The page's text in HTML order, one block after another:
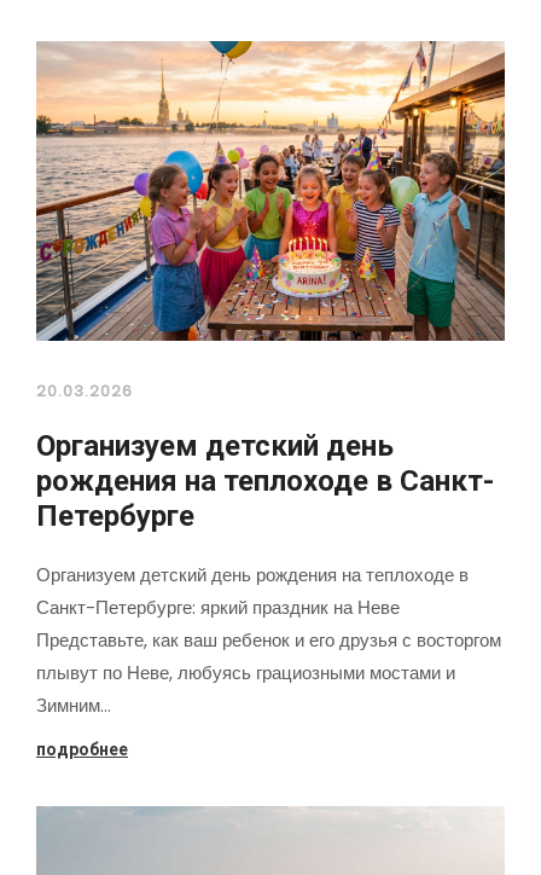
20.03.2026
Организуем детский день
рождения на теплоходе в Санкт-
Петербурге
Организуем детский день рождения на теплоходе в
Санкт-Петербурге: яркий праздник на Неве
Представьте, как ваш ребенок и его друзья с восторгом
плывут по Неве, любуясь грациозными мостами и
Зимним…
подробнее